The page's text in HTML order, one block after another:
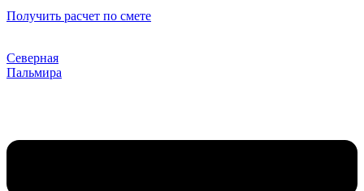
Получить расчет по смете
Северная
Пальмира